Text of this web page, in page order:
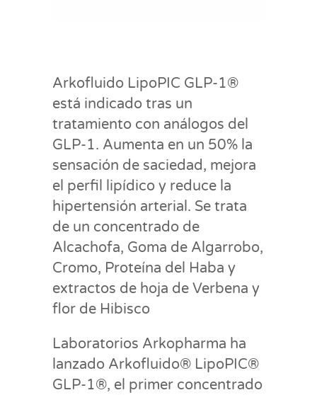
Arkofluido LipoPIC GLP-1®
está indicado tras un
tratamiento con análogos del
GLP-1. Aumenta en un 50% la
sensación de saciedad, mejora
el perfil lipídico y reduce la
hipertensión arterial. Se trata
de un concentrado de
Alcachofa, Goma de Algarrobo,
Cromo, Proteína del Haba y
extractos de hoja de Verbena y
flor de Hibisco
Laboratorios Arkopharma ha
lanzado Arkofluido® LipoPIC®
GLP-1®, el primer concentrado